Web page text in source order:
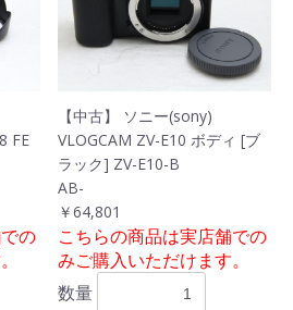
FE
の
【中古】 ソニー(sony)
VLOGCAM ZV-E10 ボディ [ブ
ラック] ZV-E10-B
AB-
￥64,801
こちらの商品は実店舗での
みご購入いただけます。
数量